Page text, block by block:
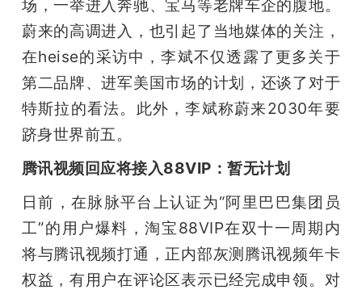
场，一举进入奔驰、宝马等老牌车企的腹地。
蔚来的高调进入，也引起了当地媒体的关注，
在heise的采访中，李斌不仅透露了更多关于
第二品牌、进军美国市场的计划，还谈了对于
特斯拉的看法。此外，李斌称蔚来2030年要
跻身世界前五。
腾讯视频回应将接入88VIP：暂无计划
日前，在脉脉平台上认证为“阿里巴巴集团员
工”的用户爆料，淘宝88VIP在双十一周期内
将与腾讯视频打通，正内部灰测腾讯视频年卡
权益，有用户在评论区表示已经完成申领。对